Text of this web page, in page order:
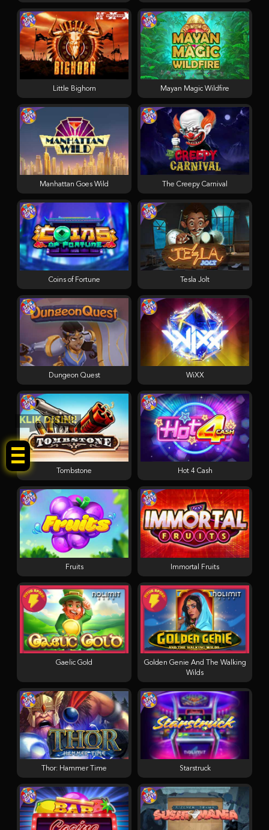
KLIK DISINI!
Manhattan Goes Wild
Starstruck
Little Bighorn
Golden Genie And The Walking
Wilds
Immortal Fruits
Tesla Jolt
Dungeon Quest
Coins of Fortune
Mayan Magic Wildfire
WiXX
Fruits
Hot 4 Cash
Tombstone
Gaelic Gold
The Creepy Carnival
Thor: Hammer Time